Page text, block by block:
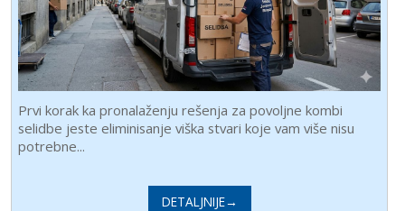
Prvi korak ka pronalaženju rešenja za povoljne kombi
selidbe jeste eliminisanje viška stvari koje vam više nisu
potrebne...
DETALJNIJE→